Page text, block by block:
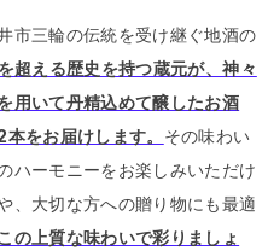
市三輪の伝統を受け継ぐ地酒の
超える歴史を持つ蔵元が、神々
用いて丹精込めて醸したお酒
をお届けします。 その味わい
ハーモニーをお楽しみいただけ
、大切な方への贈り物にも最適
の上質な味わいで彩りましょ